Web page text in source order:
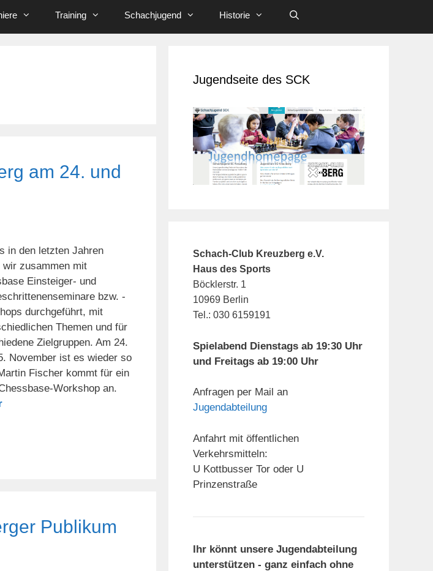
Training Schachjugend Historie
am 24. und
in den letzten Jahren
wir zusammen mit
Einsteiger- und
bzw. -
durchgeführt, mit
Themen und für
Zielgruppen. Am 24.
November ist es wieder so
Fischer kommt für ein
Workshop an.
Publikum
Jugendseite des SCK
Schach-Club Kreuzberg e.V.
Haus des Sports
Böcklerstr. 1
10969 Berlin
Tel.: 030 6159191
Spielabend Dienstags ab 19:30 Uhr
und Freitags ab 19:00 Uhr
Anfragen per Mail an
Jugendabteilung
Anfahrt mit öffentlichen
Verkehrsmitteln:
U Kottbusser Tor oder U
Prinzenstraße
Ihr könnt unsere Jugendabteilung
unterstützen - ganz einfach ohne